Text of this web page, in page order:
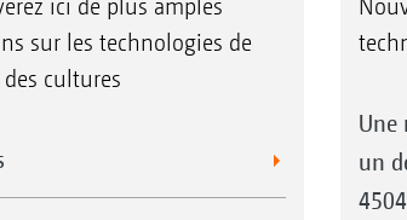
ici de plus amples
sur les technologies de
cultures
Une
un
4504